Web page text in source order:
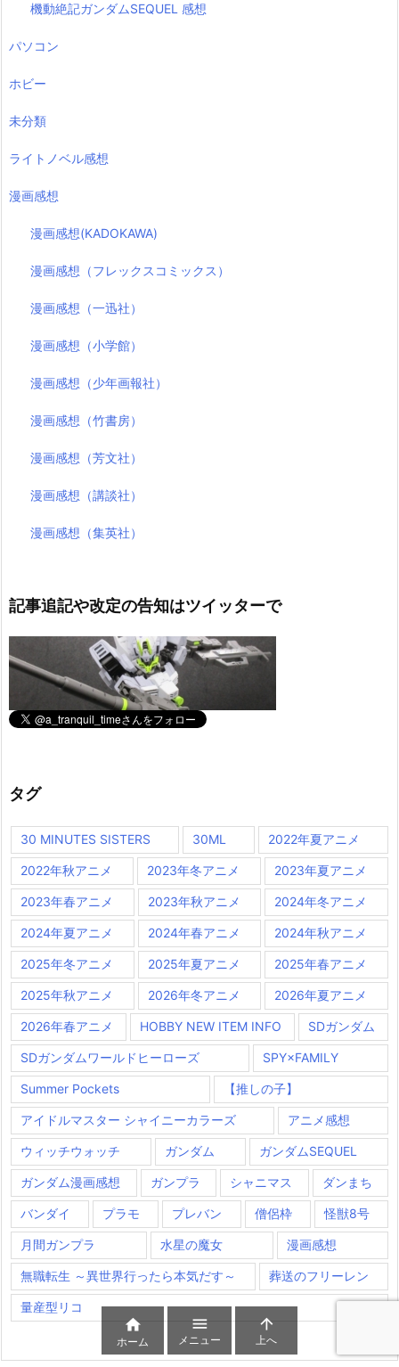
機動絶記ガンダムSEQUEL 感想
パソコン
ホビー
未分類
ライトノベル感想
漫画感想
漫画感想(KADOKAWA)
漫画感想（フレックスコミックス）
漫画感想（一迅社）
漫画感想（小学館）
漫画感想（少年画報社）
漫画感想（竹書房）
漫画感想（芳文社）
漫画感想（講談社）
漫画感想（集英社）
記事追記や改定の告知はツイッターで
タグ
30 MINUTES SISTERS 30ML 2022年夏アニメ
2022年秋アニメ 2023年冬アニメ 2023年夏アニメ
2023年春アニメ 2023年秋アニメ 2024年冬アニメ
2024年夏アニメ 2024年春アニメ 2024年秋アニメ
2025年冬アニメ 2025年夏アニメ 2025年春アニメ
2025年秋アニメ 2026年冬アニメ 2026年夏アニメ
2026年春アニメ HOBBY NEW ITEM INFO SDガンダム
SDガンダムワールドヒーローズ SPY×FAMILY
Summer Pockets 【推しの子】
アイドルマスター シャイニーカラーズ アニメ感想
ウィッチウォッチ ガンダム ガンダムSEQUEL
ガンダム漫画感想 ガンプラ シャニマス ダンまち
バンダイ プラモ プレバン 僧侶枠 怪獣8号
月間ガンプラ 水星の魔女 漫画感想
無職転生 ～異世界行ったら本気だす～ 葬送のフリーレン
量産型リコ

ホーム

メニュー

上へ